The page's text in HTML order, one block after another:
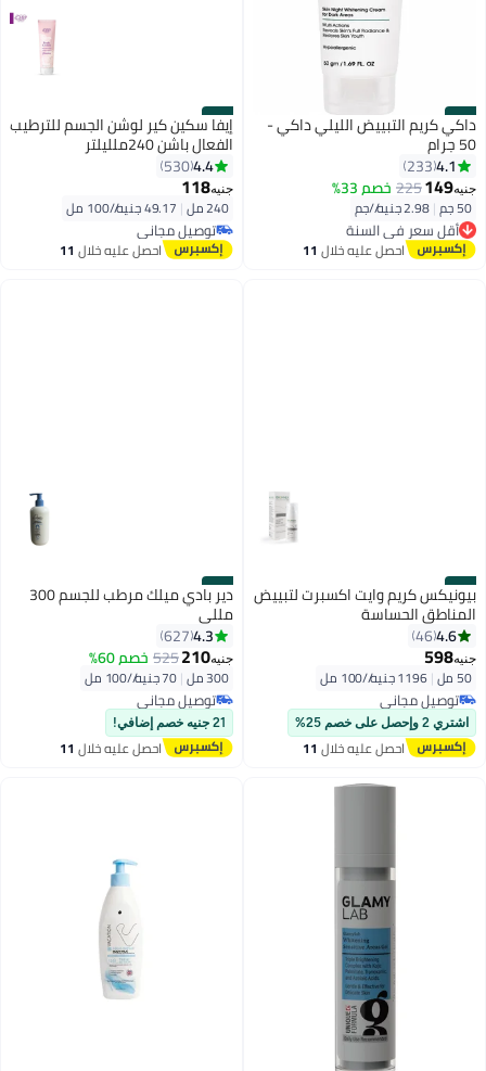
#21
داكي كريم التبييض الليلي داكي -
50 جرام
4.1
233
جنيه149
225 خصم 33%
50 جم |2.98 جنيه/⁨/جم⁩
أقل سعر في السنة
توصيل مجاني
أقل سعر في السنة
احصل عليه خلال 11
#22
إيفا سكين كير لوشن الجسم للترطيب
الفعال باشن 240ملليلتر
4.4
530
جنيه118
240 مل |
توصيل مجاني
توصيل مجانياحصل عليه خلال 11
#23
بيونيكس كريم وايت اكسبرت لتبييض
المناطق الحساسة
4.6
46
جنيه598
50 مل |1196 جنيه/⁨/100 مل⁩
توصيل مجاني
توصيل مجاني
اشتري 2 وإحصل على خصم 25%
احصل عليه خلال 11
#24 دير بادي ميلك مرطب للجسم 300
مللي
4.3
627
جنيه210
525 خصم 60%
300 مل |
توصيل مجاني
توصيل مجاني21 جنيه خصم إضافي!
احصل عليه خلال 11